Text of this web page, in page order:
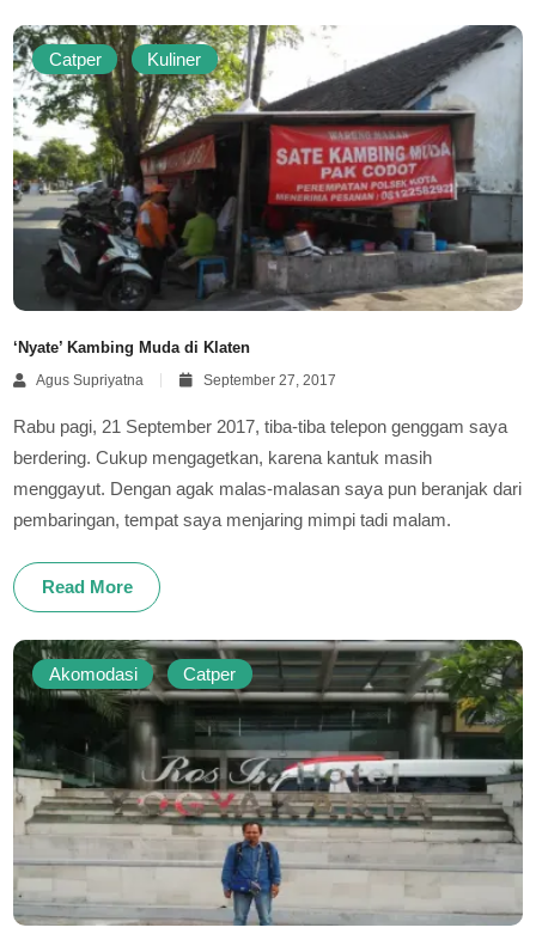
Catper Kuliner
‘Nyate’ Kambing Muda di Klaten
Agus Supriyatna
September 27, 2017
Rabu pagi, 21 September 2017, tiba-tiba telepon genggam saya
berdering. Cukup mengagetkan, karena kantuk masih
menggayut. Dengan agak malas-malasan saya pun beranjak dari
pembaringan, tempat saya menjaring mimpi tadi malam.
Read More
Akomodasi Catper